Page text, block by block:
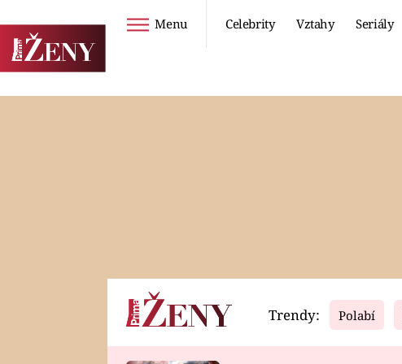
Menu Celebrity Vztahy Seriály
Horoskopy Video
Trendy: Polabí